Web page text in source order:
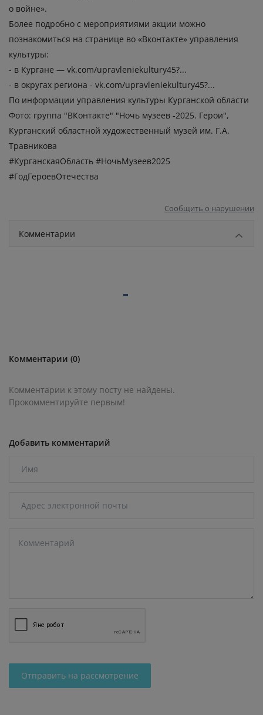
о войне».
Более подробно с мероприятиями акции можно
познакомиться на странице во «Вконтакте» управления
культуры:
- в Кургане — vk.com/upravleniekultury45?...
- в округах региона - vk.com/upravleniekultury45?...
По информации управления культуры Курганской области
Фото: группа "ВКонтакте" "Ночь музеев -2025. Герои",
Курганский областной художественный музей им. Г.А.
Травникова
#КурганскаяОбласть #НочьМузеев2025
#ГодГероевОтечества
Сообщить о нарушении
Комментарии
Комментарии (0)
Комментарии к этому посту не найдены.
Прокомментируйте первым!
Добавить комментарий
Отправить на рассмотрение